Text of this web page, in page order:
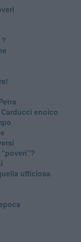
enoico
ufficiosa